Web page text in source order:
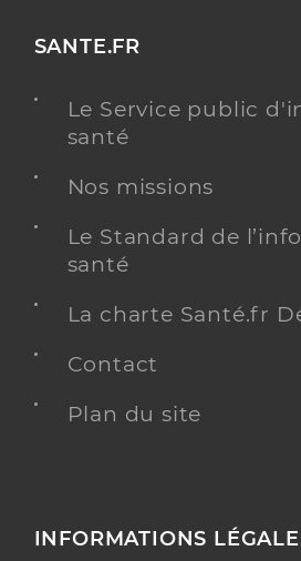
SANTE.FR
Le Service public
santé
Nos missions
Le Standard de
santé
La charte Santé.fr
Contact
Plan du site
INFORMATIONS